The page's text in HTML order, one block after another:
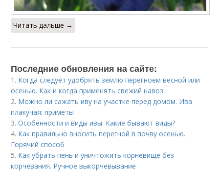
Читать дальше →
Последние обновления на сайте:
1. Когда следует удобрять землю перегноем весной или
осенью. Как и когда применять свежий навоз
2. Можно ли сажать иву на участке перед домом. Ива
плакучая: приметы
3.Особенности и виды ивы. Какие бывают виды?
4. Как правильно вносить перегной в почву осенью.
Горячий способ
5. Как убрать пень и уничтожить корневище без
корчевания. Ручное выкорчевывание